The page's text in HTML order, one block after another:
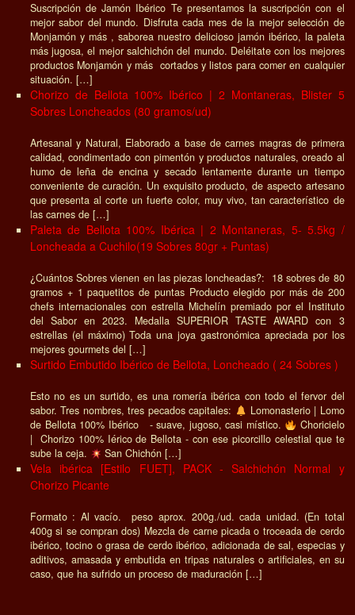
Suscripción de Jamón Ibérico Te presentamos la suscripción con el
mejor sabor del mundo. Disfruta cada mes de la mejor selección de
Monjamón y más , saborea nuestro delicioso jamón ibérico, la paleta
más jugosa, el mejor salchichón del mundo. Deléitate con los mejores
productos Monjamón y más cortados y listos para comer en cualquier
situación. […]
Chorizo de Bellota 100% Ibérico | 2 Montaneras, Blister 5
Sobres Loncheados (80 gramos/ud)
Artesanal y Natural, Elaborado a base de carnes magras de primera
calidad, condimentado con pimentón y productos naturales, oreado al
humo de leña de encina y secado lentamente durante un tiempo
conveniente de curación. Un exquisito producto, de aspecto artesano
que presenta al corte un fuerte color, muy vivo, tan característico de
las carnes de […]
Paleta de Bellota 100% Ibérica | 2 Montaneras, 5- 5.5kg /
Loncheada a Cuchilo(19 Sobres 80gr + Puntas)
¿Cuántos Sobres vienen en las piezas loncheadas?: 18 sobres de 80
gramos + 1 paquetitos de puntas Producto elegido por más de 200
chefs internacionales con estrella Michelín premiado por el Instituto
del Sabor en 2023. Medalla SUPERIOR TASTE AWARD con 3
estrellas (el máximo) Toda una joya gastronómica apreciada por los
mejores gourmets del […]
Surtido Embutido Ibérico de Bellota, Loncheado ( 24 Sobres )
Esto no es un surtido, es una romería ibérica con todo el fervor del
sabor. Tres nombres, tres pecados capitales:
Lomonasterio | Lomo
de Bellota 100% Ibérico - suave, jugoso, casi místico.
Choricielo
| Chorizo 100% Iérico de Bellota - con ese picorcillo celestial que te
sube la ceja.
San Chichón […]
Vela ibérica [Estilo FUET], PACK - Salchichón Normal y
Chorizo Picante
Formato : Al vacío. peso aprox. 200g./ud. cada unidad. (En total
400g si se compran dos) Mezcla de carne picada o troceada de cerdo
ibérico, tocino o grasa de cerdo ibérico, adicionada de sal, especias y
aditivos, amasada y embutida en tripas naturales o artificiales, en su
caso, que ha sufrido un proceso de maduración […]